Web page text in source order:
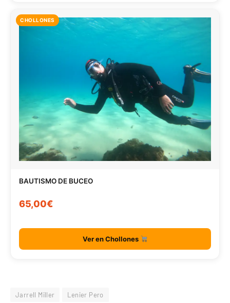
CHOLLONES
BAUTISMO DE BUCEO
65,00€
Ver en Chollones
Jarrell Miller Lenier Pero